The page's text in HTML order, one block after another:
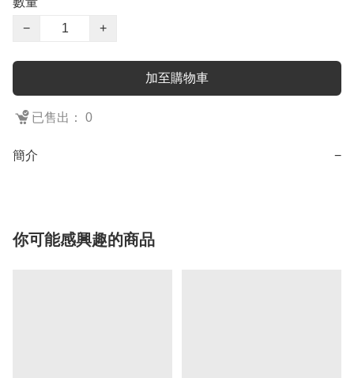
−
+
加至購物車
已售出： 0
簡介 −
你可能感興趣的商品